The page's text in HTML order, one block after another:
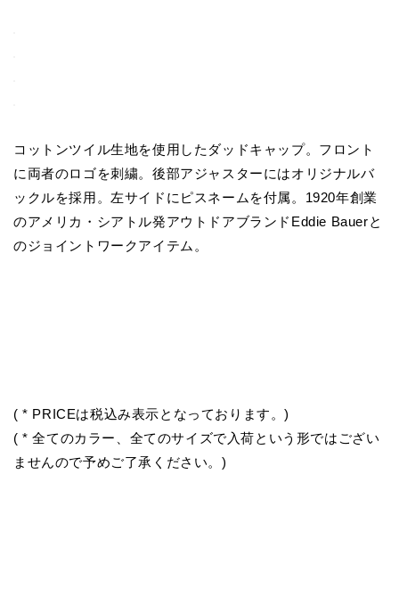
コットンツイル生地を使用したダッドキャップ。フロント
に両者のロゴを刺繍。後部アジャスターにはオリジナルバ
ックルを採用。左サイドにピスネームを付属。1920年創業
のアメリカ・シアトル発アウトドアブランドEddie Bauerと
のジョイントワークアイテム。
( * PRICEは税込み表示となっております。)
( * 全てのカラー、全てのサイズで入荷という形ではござい
ませんので予めご了承 ください。)